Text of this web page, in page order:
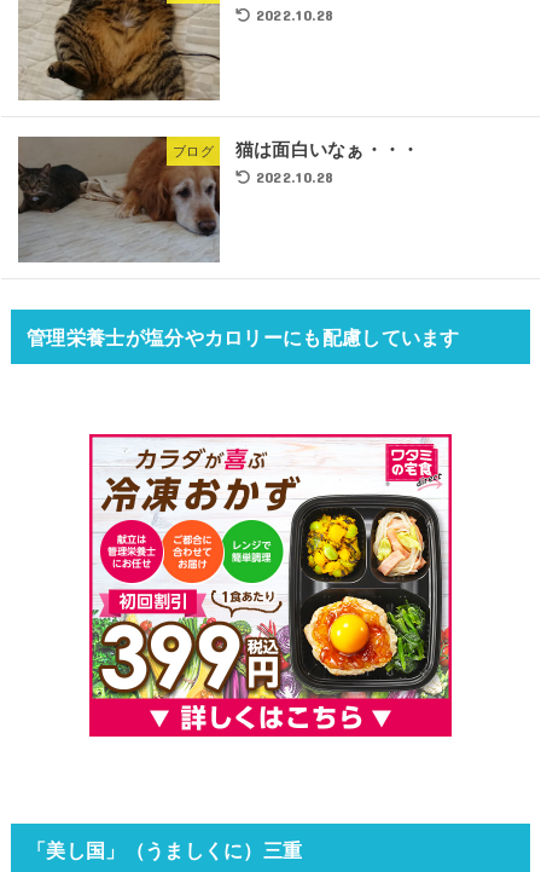
2022.10.28
ブログ 猫は面白いなぁ・・・
2022.10.28
管理栄養士が塩分やカロリーにも配慮しています
「美し国」（うましくに）三重